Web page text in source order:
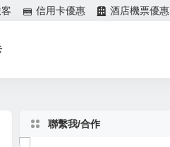
信用卡優惠 酒店機票優惠
聯繫我/合作